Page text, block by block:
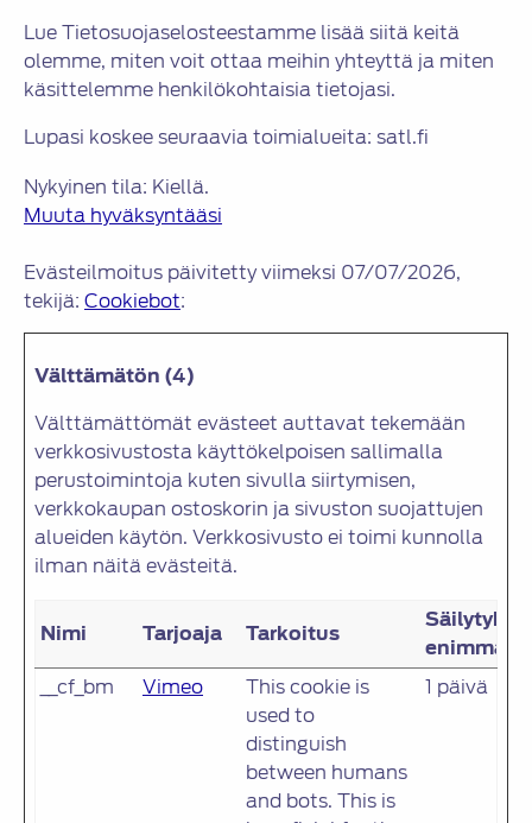
Lue Tietosuojaselosteestamme lisää siitä keitä
olemme, miten voit ottaa meihin yhteyttä ja miten
käsittelemme henkilökohtaisia tietojasi.
Lupasi koskee seuraavia toimialueita: satl.fi
Nykyinen tila: Kiellä.
Muuta hyväksyntääsi
Evästeilmoitus päivitetty viimeksi 07/07/2026,
tekijä: Cookiebot:
Välttämätön (4)
Välttämättömät evästeet auttavat tekemään
verkkosivustosta käyttökelpoisen sallimalla
perustoimintoja kuten sivulla siirtymisen,
verkkokaupan ostoskorin ja sivuston suojattujen
alueiden käytön. Verkkosivusto ei toimi kunnolla
ilman näitä evästeitä.
Nimi Tarjoaja Tarkoitus
__cf_bm
Vimeo
This cookie is
used to
distinguish
between humans
and bots. This is
1 päivä